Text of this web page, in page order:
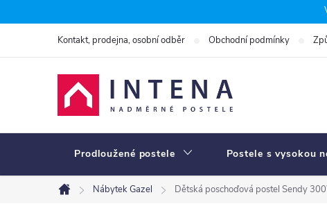
na
Kontakt, prodejna, osobní odběr Obchodní podmínky
Prodloužené postele Postele s vysokou
Domů
Nábytek Gazel Dětská poschoďová postel Sendy